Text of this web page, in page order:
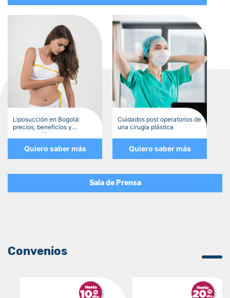
Liposucción en Bogotá:
precios, beneficios y
recuperación
Quiero saber más
Cuidados post operatorios de
una cirugía plástica
Quiero saber más
Sala de Prensa
Convenios